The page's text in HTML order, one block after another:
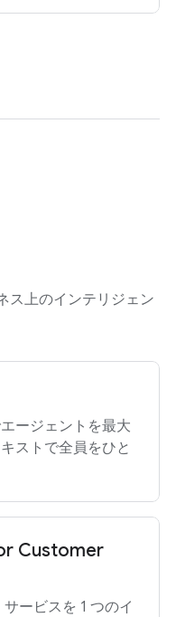
ス上のインテリジェン
ージェントを最大
ストで全員をひと
Customer
ービスを 1 つのイ